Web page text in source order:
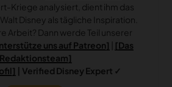
Kriege analysiert, dient ihm das
Disney als tägliche Inspiration.
Arbeit? Dann werde Teil unserer
uns auf Patreon]
[Das
Redaktionsteam]
| Verified Disney Expert ✓